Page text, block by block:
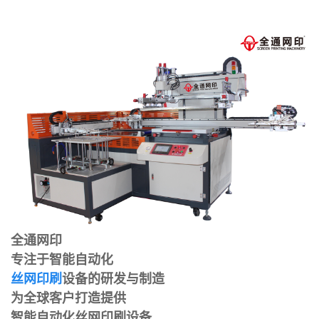
全通网印
专注于智能自动化
丝网印刷 设备的研发与制造
为全球客户打造提供